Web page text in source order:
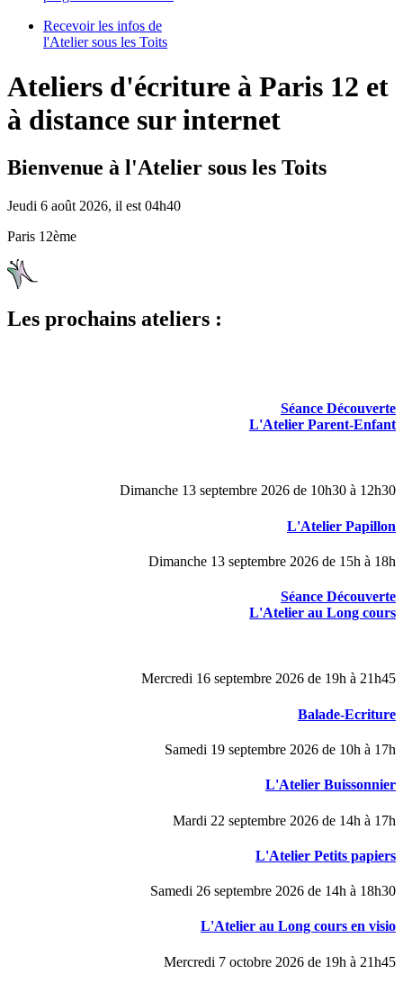
Recevoir les infos de
l'Atelier sous les Toits
Ateliers d'écriture à Paris 12 et
à distance sur internet
Bienvenue à l'Atelier sous les Toits
Jeudi 6 août 2026, il est 04h40
Paris 12ème
Les prochains ateliers :
Séance Découverte
L'Atelier Parent-Enfant
Dimanche 13 septembre 2026 de 10h30 à 12h30
L'Atelier Papillon
Dimanche 13 septembre 2026 de 15h à 18h
Séance Découverte
L'Atelier au Long cours
Mercredi 16 septembre 2026 de 19h à 21h45
Balade-Ecriture
Samedi 19 septembre 2026 de 10h à 17h
L'Atelier Buissonnier
Mardi 22 septembre 2026 de 14h à 17h
L'Atelier Petits papiers
Samedi 26 septembre 2026 de 14h à 18h30
L'Atelier au Long cours en visio
Mercredi 7 octobre 2026 de 19h à 21h45